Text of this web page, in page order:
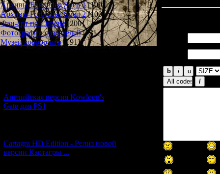
Архивы Forbidden Siren 1 [100]
Архивы Forbidden Siren 2 [100]
Фан-арт по Сирене [200]
Фотографии создателей [73]
Музей хоррор-игр
[191]
Английская версия Kowloon's
Gate для PS1
Cartagra HD Edition - Релиз новой
версии Картагры ...